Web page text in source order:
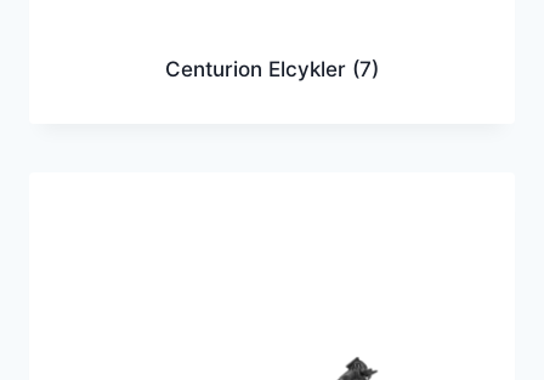
Centurion Elcykler (7)